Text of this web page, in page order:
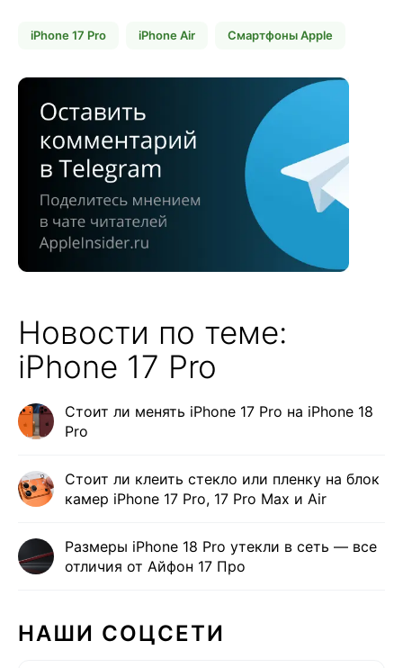
iPhone 17 Pro iPhone Air Смартфоны Apple
Новости по теме:
iPhone 17 Pro
Стоит ли менять iPhone 17 Pro на iPhone 18
Pro
Стоит ли клеить стекло или пленку на блок
камер iPhone 17 Pro, 17 Pro Max и Air
Размеры iPhone 18 Pro утекли в сеть — все
отличия от Айфон 17 Про
НАШИ СОЦСЕТИ